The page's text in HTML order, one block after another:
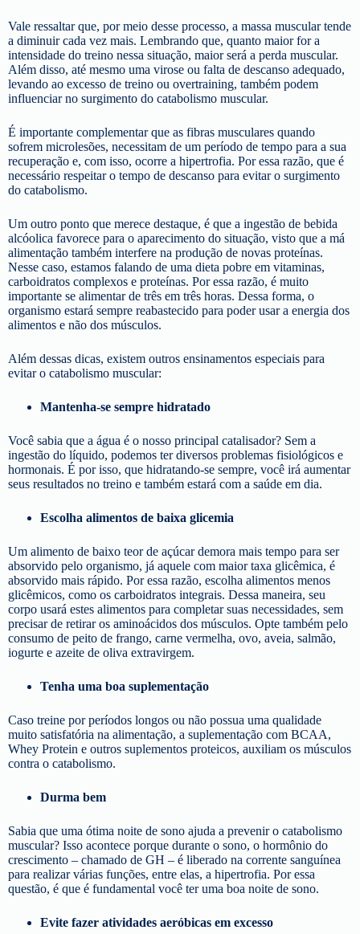
Vale ressaltar que, por meio desse processo, a massa muscular tende
a diminuir cada vez mais. Lembrando que, quanto maior for a
intensidade do treino nessa situação, maior será a perda muscular.
Além disso, até mesmo uma virose ou falta de descanso adequado,
levando ao excesso de treino ou overtraining, também podem
influenciar no surgimento do catabolismo muscular.
É importante complementar que as fibras musculares quando
sofrem microlesões, necessitam de um período de tempo para a sua
recuperação e, com isso, ocorre a hipertrofia. Por essa razão, que é
necessário respeitar o tempo de descanso para evitar o surgimento
do catabolismo.
Um outro ponto que merece destaque, é que a ingestão de bebida
alcóolica favorece para o aparecimento do situação, visto que a má
alimentação também interfere na produção de novas proteínas.
Nesse caso, estamos falando de uma dieta pobre em vitaminas,
carboidratos complexos e proteínas. Por essa razão, é muito
importante se alimentar de três em três horas. Dessa forma, o
organismo estará sempre reabastecido para poder usar a energia dos
alimentos e não dos músculos.
Além dessas dicas, existem outros ensinamentos especiais para
evitar o catabolismo muscular:
Mantenha-se sempre hidratado
Você sabia que a água é o nosso principal catalisador? Sem a
ingestão do líquido, podemos ter diversos problemas fisiológicos e
hormonais. É por isso, que hidratando-se sempre, você irá aumentar
seus resultados no treino e também estará com a saúde em dia.
Escolha alimentos de baixa glicemia
Um alimento de baixo teor de açúcar demora mais tempo para ser
absorvido pelo organismo, já aquele com maior taxa glicêmica, é
absorvido mais rápido. Por essa razão, escolha alimentos menos
glicêmicos, como os carboidratos integrais. Dessa maneira, seu
corpo usará estes alimentos para completar suas necessidades, sem
precisar de retirar os aminoácidos dos músculos. Opte também pelo
consumo de peito de frango, carne vermelha, ovo, aveia, salmão,
iogurte e azeite de oliva extravirgem.
Tenha uma boa suplementação
Caso treine por períodos longos ou não possua uma qualidade
muito satisfatória na alimentação, a suplementação com BCAA,
Whey Protein e outros suplementos proteicos, auxiliam os músculos
contra o catabolismo.
Durma bem
Sabia que uma ótima noite de sono ajuda a prevenir o catabolismo
muscular? Isso acontece porque durante o sono, o hormônio do
crescimento – chamado de GH – é liberado na corrente sanguínea
para realizar várias funções, entre elas, a hipertrofia. Por essa
questão, é que é fundamental você ter uma boa noite de sono.
Evite fazer atividades aeróbicas em excesso